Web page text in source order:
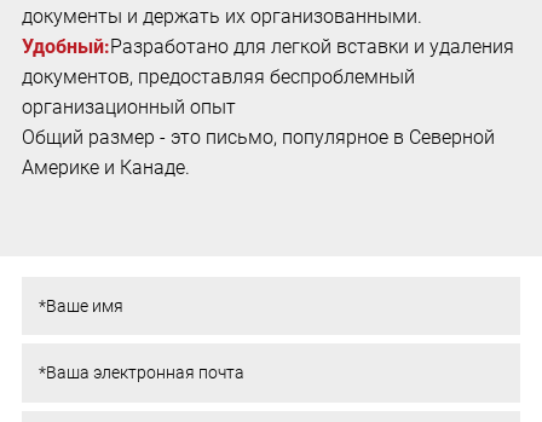
документы и держать их организованными.
Удобный:Разработано для легкой вставки и удаления
документов, предоставляя беспроблемный
организационный опыт
Общий размер - это письмо, популярное в Северной
Америке и Канаде.